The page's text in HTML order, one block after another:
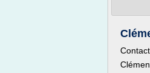
Contact